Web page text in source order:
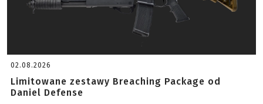
02.08.2026
Limitowane zestawy Breaching Package od
Daniel Defense